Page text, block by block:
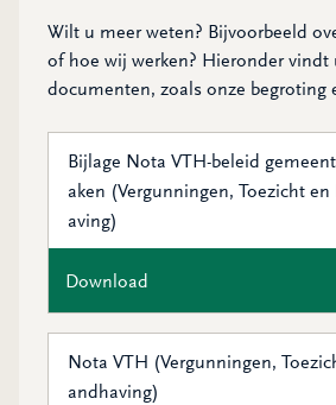
Wilt u meer weten? Bijvoorbeeld
of hoe wij werken? Hieronder vindt
documenten, zoals onze begroting
Bijlage Nota VTH-beleid
aken (Vergunningen, Toezicht
aving)
Download
Nota VTH (Vergunningen,
andhaving)